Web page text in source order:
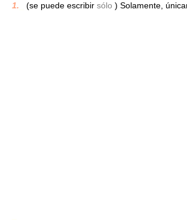
1.
(se puede escribir sólo ) Solamente,